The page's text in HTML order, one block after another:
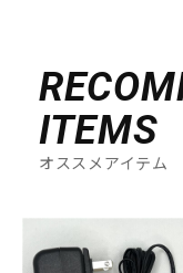
ITEMS
オススメアイテム